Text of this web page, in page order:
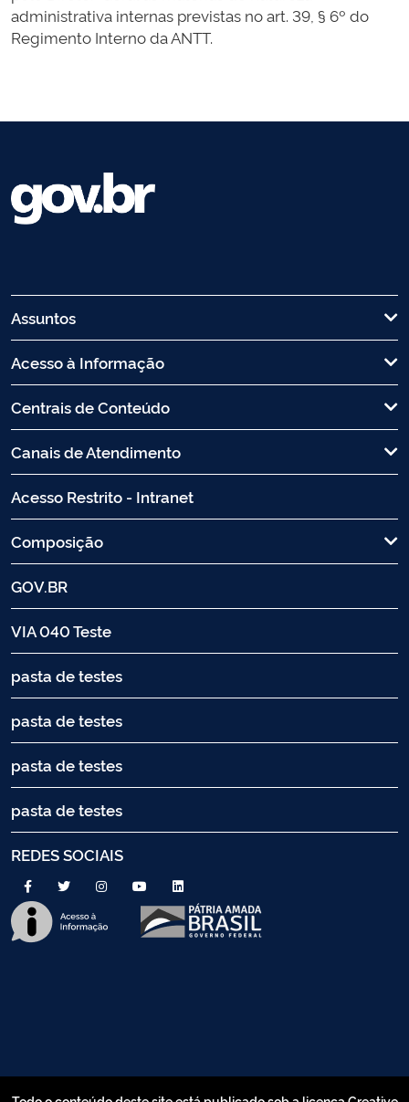
administrativa internas previstas no art. 39, § 6º do
Regimento Interno da ANTT.
Assuntos
Acesso à Informação
Centrais de Conteúdo
Canais de Atendimento
Acesso Restrito - Intranet
Composição
GOV.BR
VIA 040 Teste
pasta de testes
pasta de testes
pasta de testes
pasta de testes
REDES SOCIAIS